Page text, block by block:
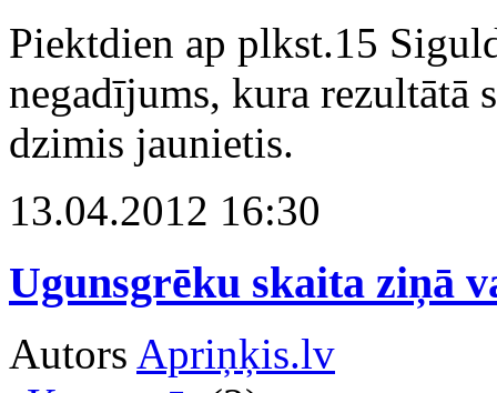
Piektdien ap plkst.15
negadījums, kura rezultātā
dzimis jaunietis.
13.04.2012 16:30
Ugunsgrēku skaita ziņā
Autors Apriņķis.lv